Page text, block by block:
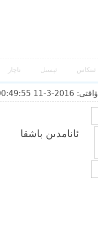
ئىنكاس ئېسىل ناچار
ۋاقتى: 2016-3-11 00:49:55
ئ‍انامدىن باشقا